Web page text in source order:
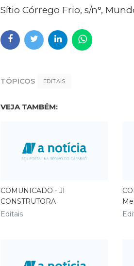
Sítio Córrego Frio, s/n°,
TÓPICOS EDITAIS
VEJA TAMBÉM:
COMUNICADO - JI
CONSTRUTORA
Editais